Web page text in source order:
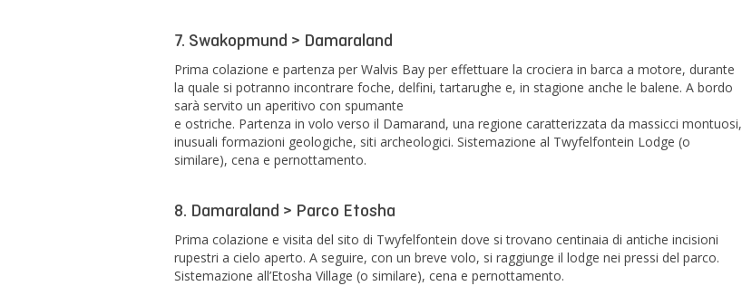
7. Swakopmund > Damaraland
Prima colazione e partenza per Walvis Bay per effettuare la crociera in barca a motore, durante
la quale si potranno incontrare foche, delfini, tartarughe e, in stagione anche le balene. A bordo
sarà servito un aperitivo con spumante
e ostriche. Partenza in volo verso il Damarand, una regione caratterizzata da massicci montuosi,
inusuali formazioni geologiche, siti archeologici. Sistemazione al Twyfelfontein Lodge (o
similare), cena e pernottamento.
8. Damaraland > Parco Etosha
Prima colazione e visita del sito di Twyfelfontein dove si trovano centinaia di antiche incisioni
rupestri a cielo aperto. A seguire, con un breve volo, si raggiunge il lodge nei pressi del parco.
Sistemazione all’Etosha Village (o similare), cena e pernottamento.